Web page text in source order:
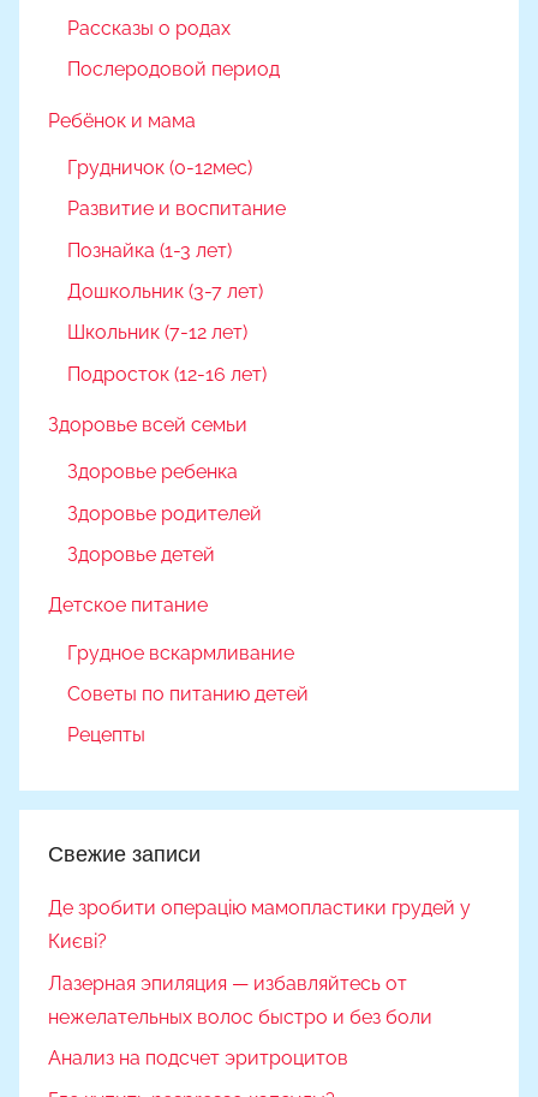
Рассказы о родах
Послеродовой период
Ребёнок и мама
Грудничок (0-12мес)
Развитие и воспитание
Познайка (1-3 лет)
Дошкольник (3-7 лет)
Школьник (7-12 лет)
Подросток (12-16 лет)
Здоровье всей семьи
Здоровье ребенка
Здоровье родителей
Здоровье детей
Детское питание
Грудное вскармливание
Советы по питанию детей
Рецепты
Свежие записи
Де зробити операцію мамопластики грудей у
Києві?
Лазерная эпиляция — избавляйтесь от
нежелательных волос быстро и без боли
Анализ на подсчет эритроцитов